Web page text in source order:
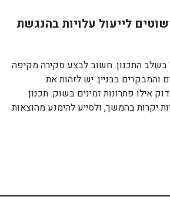
לייעול עלויות בהנגשת
התכנון. חשוב לבצע סקירה מקיפה
והמבקרים בבניין. יש לזהות את
אילו פתרונות זמינים בשוק. תכנון
יקרות בהמשך, ולסייע להימנע מהוצאות